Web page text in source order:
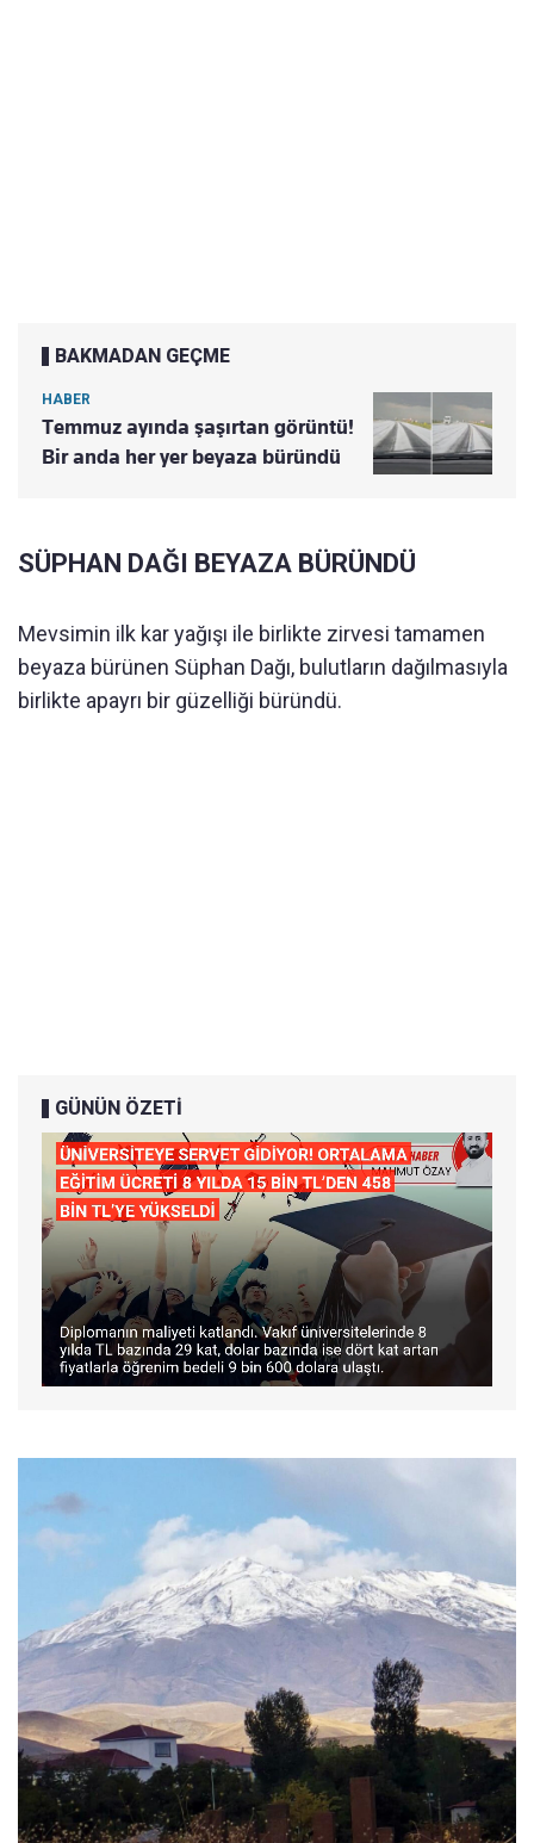
BAKMADAN GEÇME
HABER
Temmuz ayında şaşırtan görüntü!
Bir anda her yer beyaza büründü
SÜPHAN DAĞI BEYAZA BÜRÜNDÜ
Mevsimin ilk kar yağışı ile birlikte zirvesi tamamen
beyaza bürünen Süphan Dağı, bulutların dağılmasıyla
birlikte apayrı bir güzelliği büründü.
GÜNÜN ÖZETİ